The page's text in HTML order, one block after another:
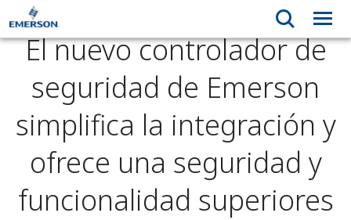
El nuevo controlador de
seguridad de Emerson
simplifica la integración y
ofrece una seguridad y
funcionalidad superiores